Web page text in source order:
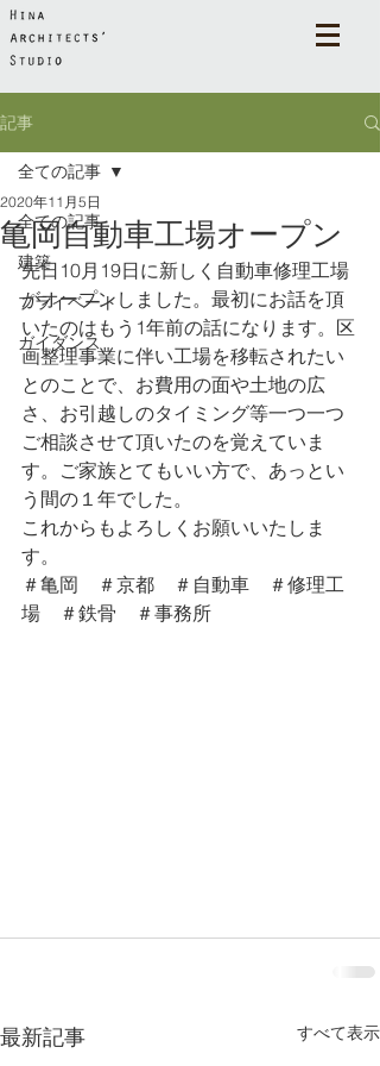
記事
全ての記事
建築
プライベート
ガイダンス
全ての記事
亀岡自動車工場オープン
2020年11月5日
先日10月19日に新しく自動車修理工場
がオープンしました。最初にお話を頂
いたのはもう1年前の話になります。区
画整理事業に伴い工場を移転されたい
とのことで、お費用の面や土地の広
さ、お引越しのタイミング等一つ一つ
ご相談させて頂いたのを覚えていま
す。ご家族とてもいい方で、あっとい
う間の１年でした。
これからもよろしくお願いいたしま
す。
＃亀岡　＃京都　＃自動車　＃修理工
場　＃鉄骨　＃事務所
最新記事 すべて表示